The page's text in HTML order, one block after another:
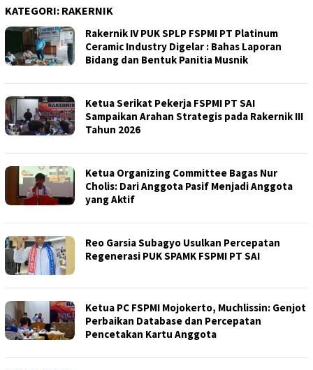
KATEGORI: RAKERNIK
Rakernik IV PUK SPLP FSPMI PT Platinum
Ceramic Industry Digelar : Bahas Laporan
Bidang dan Bentuk Panitia Musnik
Ketua Serikat Pekerja FSPMI PT SAI
Sampaikan Arahan Strategis pada Rakernik III
Tahun 2026
Ketua Organizing Committee Bagas Nur
Cholis: Dari Anggota Pasif Menjadi Anggota
yang Aktif
Reo Garsia Subagyo Usulkan Percepatan
Regenerasi PUK SPAMK FSPMI PT SAI
Ketua PC FSPMI Mojokerto, Muchlissin: Genjot
Perbaikan Database dan Percepatan
Pencetakan Kartu Anggota